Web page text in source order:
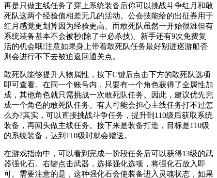
再是只做主线任务了穿上系统装备后你可以挑战斗争红月和敢
死队这两个经验值相差无几的活动。公会技能给的出征券用于
红月感觉更划算因为经验更高。而敢死队虽然一开始很难但有
系统装备基本不会被秒(除了中必杀技)。新手还有9次免费复
活的机会哦!注意如果身上带着敢死队任务最好别进巡游船否
则会进行不下去被迫返回通关点。
敢死队能够提升人物属性，按下C键后点击下方的敢死队选项
即可查看。在同一个账号内，只要有一个角色获得了全属性加
成，其他角色就只需挑战一次敢死队任务。因此，建议优先完
成一个角色的敢死队任务。有人可能会担心主线任务打不过怎
么办?其实，可以直接挑战斗争任务，提升到110级后获取系统
装备，再回头做主线任务。接下来是装备打造，目标是110级
的系统装备，达到110级时就会赠送。
在游戏指南中，可以看到完成一阶段任务后可以获得13级的武
器强化石。右键点击武器，选择强化选项，将强化石放入即
可。需要注意的是，这种强化石会使装备进入灵魂状态，如果